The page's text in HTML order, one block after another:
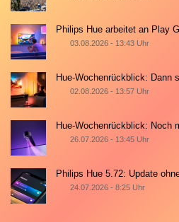
Philips Hue arbeitet an Play
03.08.2026 - 13:43 Uhr
Hue-Wochenrückblick: Dann
02.08.2026 - 13:57 Uhr
Hue-Wochenrückblick: Noch
26.07.2026 - 13:45 Uhr
Philips Hue 5.72: Update
24.07.2026 - 8:25 Uhr